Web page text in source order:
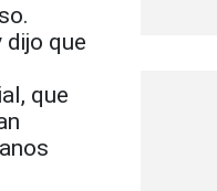
dijo que
que